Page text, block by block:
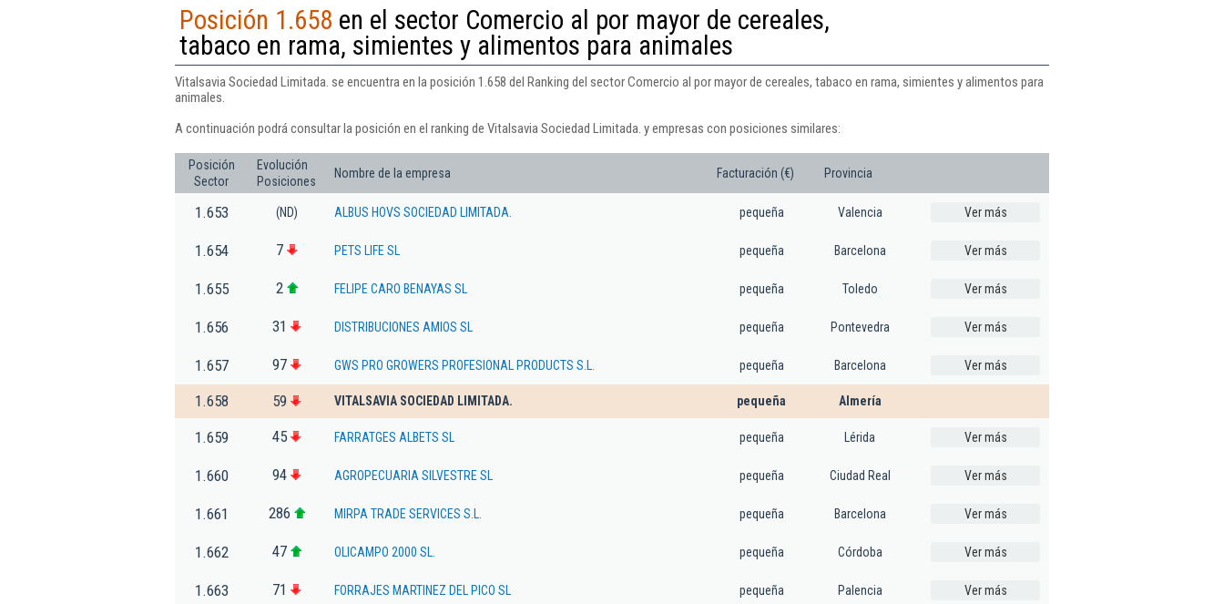
Posición 1.658 en el sector Comercio al por mayor de cereales,
tabaco en rama, simientes y alimentos para animales
Vitalsavia Sociedad Limitada. se encuentra en la posición 1.658 del Ranking del sector Comercio al por mayor de cereales, tabaco en rama, simientes y alimentos para
animales.
A continuación podrá consultar la posición en el ranking de Vitalsavia Sociedad Limitada. y empresas con posiciones similares:
Posición
Sector
Evolución
Posiciones
Nombre de la empresa Facturación (€) Provincia
1.653 (ND) ALBUS HOVS SOCIEDAD LIMITADA. pequeña Valencia Ver más
1.654 7 PETS LIFE SL pequeña Barcelona Ver más
1.655 2 FELIPE CARO BENAYAS SL pequeña Toledo Ver más
1.656 31 DISTRIBUCIONES AMIOS SL pequeña Pontevedra Ver más
1.657 97 GWS PRO GROWERS PROFESIONAL PRODUCTS S.L. pequeña Barcelona Ver más
1.658 59 VITALSAVIA SOCIEDAD LIMITADA. pequeña Almería
1.659 45 FARRATGES ALBETS SL pequeña Lérida Ver más
1.660 94 AGROPECUARIA SILVESTRE SL pequeña Ciudad Real Ver más
1.661 286 MIRPA TRADE SERVICES S.L. pequeña Barcelona Ver más
1.662 47 OLICAMPO 2000 SL. pequeña Córdoba Ver más
1.663 71 FORRAJES MARTINEZ DEL PICO SL pequeña Palencia Ver más